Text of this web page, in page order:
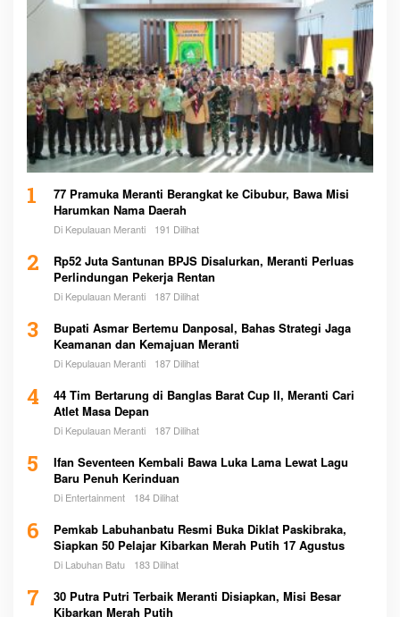
1
77 Pramuka Meranti Berangkat ke Cibubur, Bawa Misi
Harumkan Nama Daerah
Di Kepulauan Meranti 191 Dilihat
2
Rp52 Juta Santunan BPJS Disalurkan, Meranti Perluas
Perlindungan Pekerja Rentan
Di Kepulauan Meranti 187 Dilihat
3
Bupati Asmar Bertemu Danposal, Bahas Strategi Jaga
Keamanan dan Kemajuan Meranti
Di Kepulauan Meranti 187 Dilihat
4
44 Tim Bertarung di Banglas Barat Cup II, Meranti Cari
Atlet Masa Depan
Di Kepulauan Meranti 187 Dilihat
5
Ifan Seventeen Kembali Bawa Luka Lama Lewat Lagu
Baru Penuh Kerinduan
Di Entertainment 184 Dilihat
6
Pemkab Labuhanbatu Resmi Buka Diklat Paskibraka,
Siapkan 50 Pelajar Kibarkan Merah Putih 17 Agustus
Di Labuhan Batu 183 Dilihat
7
30 Putra Putri Terbaik Meranti Disiapkan, Misi Besar
Kibarkan Merah Putih